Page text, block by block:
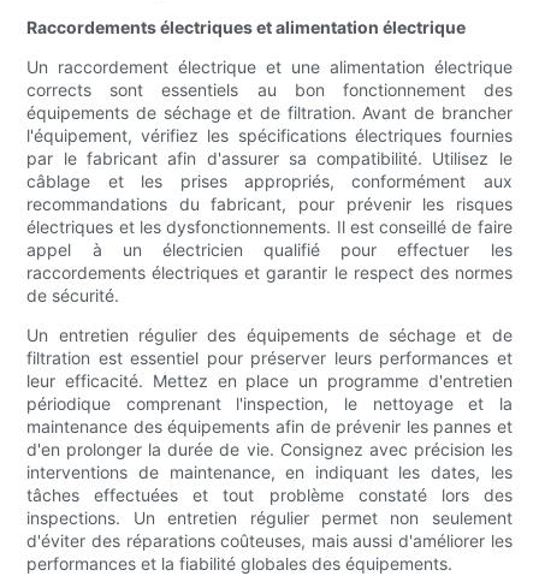
Raccordements électriques et alimentation électrique
Un raccordement électrique et une alimentation électrique
corrects sont essentiels au bon fonctionnement des
équipements de séchage et de filtration. Avant de brancher
l'équipement, vérifiez les spécifications électriques fournies
par le fabricant afin d'assurer sa compatibilité. Utilisez le
câblage et les prises appropriés, conformément aux
recommandations du fabricant, pour prévenir les risques
électriques et les dysfonctionnements. Il est conseillé de faire
appel à un électricien qualifié pour effectuer les
raccordements électriques et garantir le respect des normes
de sécurité.
Un entretien régulier des équipements de séchage et de
filtration est essentiel pour préserver leurs performances et
leur efficacité. Mettez en place un programme d'entretien
périodique comprenant l'inspection, le nettoyage et la
maintenance des équipements afin de prévenir les pannes et
d'en prolonger la durée de vie. Consignez avec précision les
interventions de maintenance, en indiquant les dates, les
tâches effectuées et tout problème constaté lors des
inspections. Un entretien régulier permet non seulement
d'éviter des réparations coûteuses, mais aussi d'améliorer les
performances et la fiabilité globales des équipements.